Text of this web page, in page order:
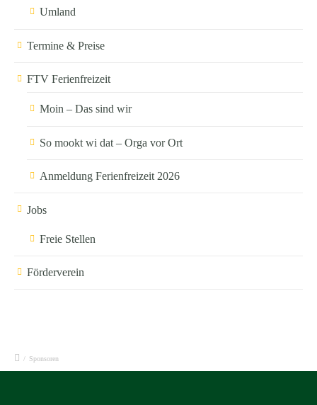
Umland
Termine & Preise
FTV Ferienfreizeit
Moin – Das sind wir
So mookt wi dat – Orga vor Ort
Anmeldung Ferienfreizeit 2026
Jobs
Freie Stellen
Förderverein
/ Sponsoren